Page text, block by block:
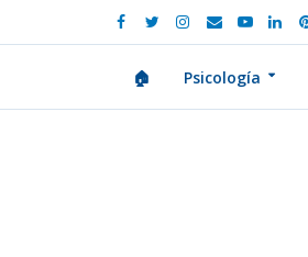
🏠 Psicología